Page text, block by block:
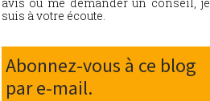
suis à votre écoute.
Abonnez-vous à ce blog
par e-mail.